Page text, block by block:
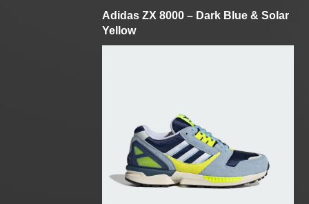
Adidas ZX 8000 – Dark Blue & Solar
Yellow